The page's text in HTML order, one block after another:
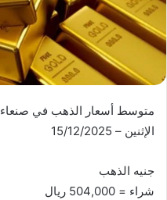
متوسط أسعار الذهب في صنعاء
الإثنين – 15/12/2025
جنيه الذهب
شراء = 504,000 ريال